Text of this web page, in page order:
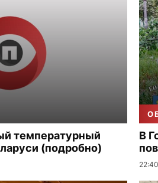
температурный
(подробно)
В
22:40